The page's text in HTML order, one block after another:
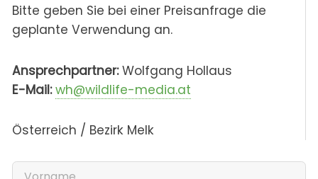
Bitte geben Sie bei einer Preisanfrage die
geplante Verwendung an.
Ansprechpartner:Wolfgang Hollaus
E-Mail: wh@wildlife-media.at
Österreich / Bezirk Melk